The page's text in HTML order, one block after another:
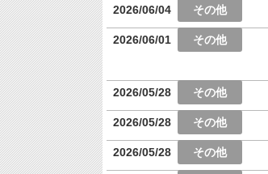
2026/06/04
2026/06/01
2026/05/28
2026/05/28
2026/05/28